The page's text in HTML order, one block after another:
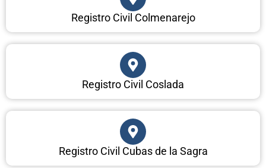
Registro Civil Colmenarejo
Registro Civil Coslada
Registro Civil Cubas de la Sagra